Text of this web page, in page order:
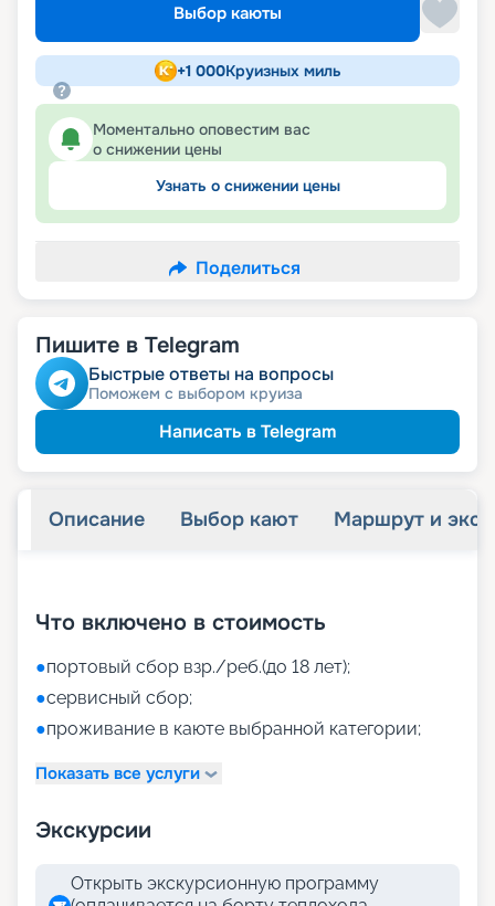
Выбор каюты
+1 000Круизных миль
Моментально оповестим вас
о снижении цены
Узнать о снижении цены
Поделиться
Пишите в Telegram
Быстрые ответы на вопросы
Поможем с выбором круиза
Написать в Telegram
Описание Выбор кают Маршрут и
Что включено в стоимость
●портовый сбор взр./реб.(до 18 лет);
●сервисный сбор;
●проживание в каюте выбранной категории;
Показать все услуги
Экскурсии
Открыть экскурсионную программу